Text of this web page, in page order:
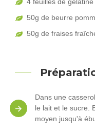
50g de beurre
50g de fraises
Dans une
le lait et le sucre.
moyen jusqu'à